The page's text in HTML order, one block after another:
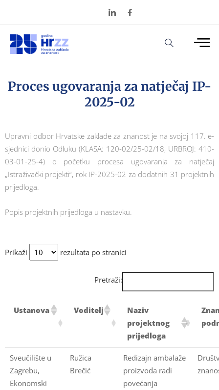
Proces ugovaranja za natječaj IP-
2025-02
Upravni odbor Hrvatske zaklade za znanost je na svojoj 117. e-
sjednici donio Odluku (KLASA: 120-02/25-02/18, URBROJ: 410-
03-01-25-4) o početku procesa ugovaranja za natječaj
„Istraživački projekti“, rok IP-2025-02 za dodatnih 31 projektnih
prijedloga.
Popis projektnih prijedloga u nastavku.
Prikaži rezultata po stranici
Pretraži:
Ustanova Voditelj
Naziv
projektnog
prijedloga
Sveučilište u
Zagrebu,
Ekonomski
Ružica
Brečić
Redizajn ambalaže
proizvoda radi
povećanja